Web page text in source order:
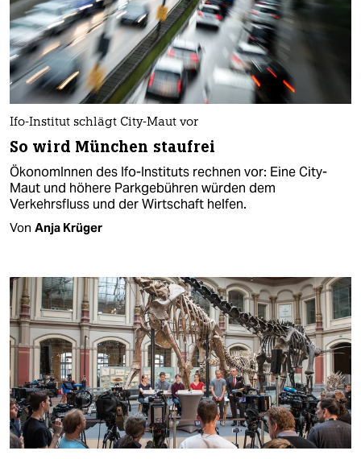
Ifo-Institut schlägt City-Maut vor
So wird München staufrei
ÖkonomInnen des Ifo-Instituts rechnen vor: Eine City-
Maut und höhere Parkgebühren würden dem
Verkehrsfluss und der Wirtschaft helfen.
Von Anja Krüger